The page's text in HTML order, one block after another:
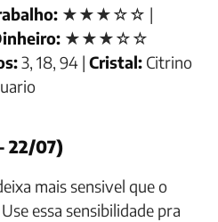
★★★☆☆ |
★★★☆☆
3, 18, 94 | Cristal: Citrino
22/07)
mais sensivel que o
essa sensibilidade pra